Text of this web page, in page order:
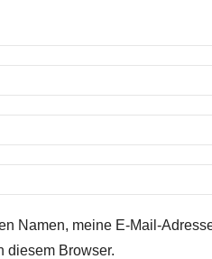
Namen, meine E-Mail-
diesem Browser.